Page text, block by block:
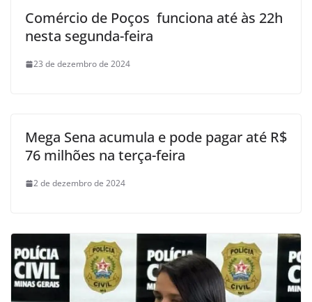
Comércio de Poços funciona até às 22h
nesta segunda-feira
23 de dezembro de 2024
Mega Sena acumula e pode pagar até R$
76 milhões na terça-feira
2 de dezembro de 2024